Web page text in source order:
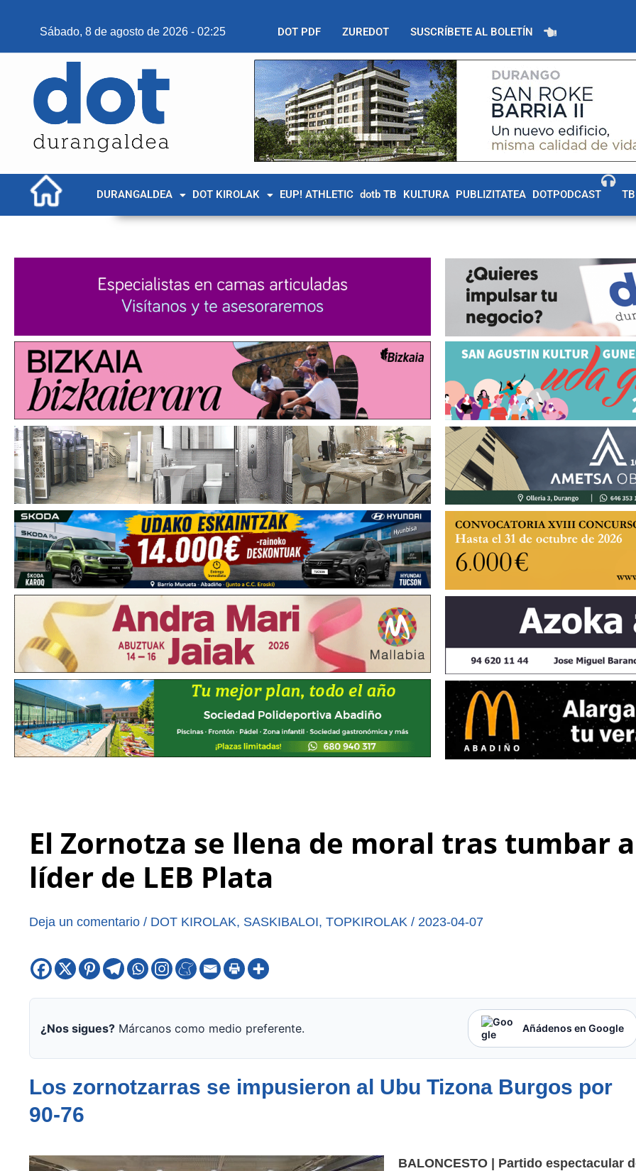
Sábado, 8 de agosto de 2026 - 02:25 DOT PDF ZUREDOT SUSCRÍBETE AL BOLETÍN
DURANGALDEA DOT KIROLAK EUP! ATHLETIC dotb TB KULTURA PUBLIZITATEA DOTPODCAST
El Zornotza se llena de moral tras tumbar
líder de LEB Plata
Deja un comentario / DOT KIROLAK, SASKIBALOI, TOPKIROLAK / 2023-04-07
¿Nos sigues?Márcanos como medio preferente. Añádenos en Google
Los zornotzarras se impusieron al Ubu Tizona Burgos por
90-76
BALONCESTO | Partido espectacular